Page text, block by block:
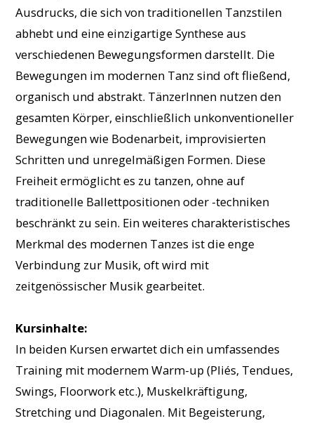
Ausdrucks, die sich von traditionellen Tanzstilen
abhebt und eine einzigartige Synthese aus
verschiedenen Bewegungsformen darstellt. Die
Bewegungen im modernen Tanz sind oft fließend,
organisch und abstrakt. TänzerInnen nutzen den
gesamten Körper, einschließlich unkonventioneller
Bewegungen wie Bodenarbeit, improvisierten
Schritten und unregelmäßigen Formen. Diese
Freiheit ermöglicht es zu tanzen, ohne auf
traditionelle Ballettpositionen oder -techniken
beschränkt zu sein. Ein weiteres charakteristisches
Merkmal des modernen Tanzes ist die enge
Verbindung zur Musik, oft wird mit
zeitgenössischer Musik gearbeitet.
Kursinhalte:
In beiden Kursen erwartet dich ein umfassendes
Training mit modernem Warm-up (Pliés, Tendues,
Swings, Floorwork etc.), Muskelkräftigung,
Stretching und Diagonalen. Mit Begeisterung,